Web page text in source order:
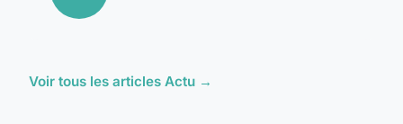
Voir tous les articles Actu →